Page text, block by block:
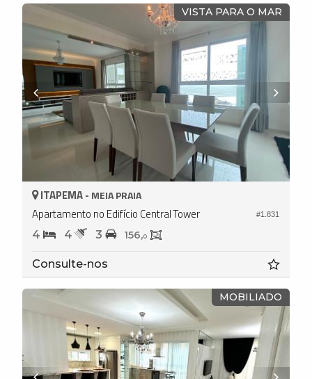
VISTA PARA O MAR
#1.831
ITAPEMA - MEIA PRAIA
Apartamento no Edifício Central Tower
4 4 3 156,0
Consulte-nos
MOBILIADO